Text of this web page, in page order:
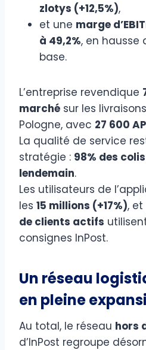
zlotys (+12,5%),
et une marge
à 49,2%, en hausse
base.
L’entreprise revendique
marché sur les
Pologne, avec 27 600
La qualité de service
stratégie : 98% des
lendemain.
Les utilisateurs de
les 15 millions (+17%), et
de clients actifs
consignes InPost.
Un réseau
en pleine
Au total, le réseau hors
d’InPost regroupe